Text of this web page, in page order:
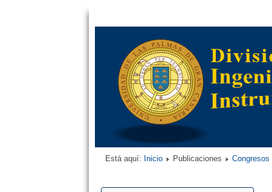
Está aquí: Inicio Publicaciones Congresos